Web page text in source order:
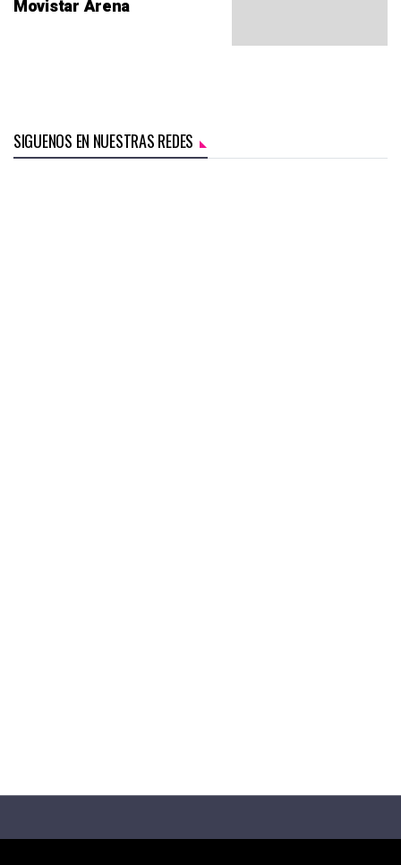
Movistar Arena
SIGUENOS EN NUESTRAS REDES